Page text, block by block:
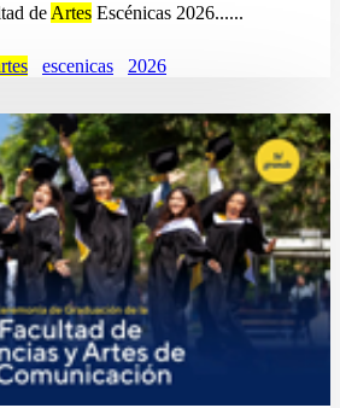
de Artes Escénicas 2026......
escenicas 2026